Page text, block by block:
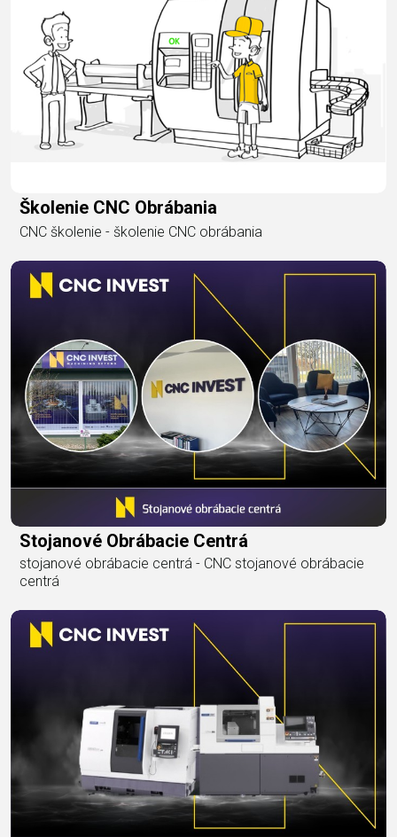
Školenie CNC Obrábania
CNC školenie - školenie CNC obrábania
Stojanové Obrábacie Centrá
stojanové obrábacie centrá - CNC stojanové obrábacie
centrá